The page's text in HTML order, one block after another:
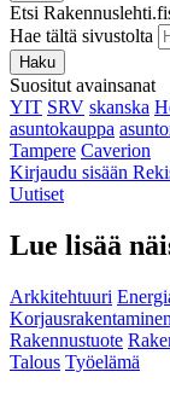
Etsi
Hae tältä sivustolta
Haku
Suositut avainsanat
YIT SRV skanska
asuntokauppa
Tampere Caverion
Kirjaudu sisään
Uutiset
Lue lisää
Arkkitehtuuri
Korjausrakentaminen
Rakennustuote
Talous Työelämä